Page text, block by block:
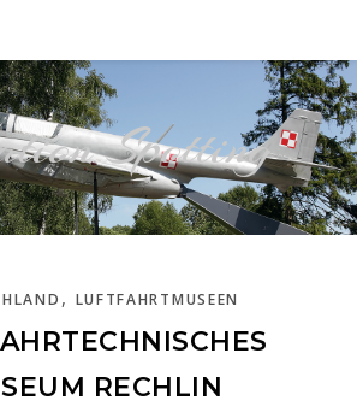
Spotting
, LUFTFAHRTMUSEEN
RECHLIN